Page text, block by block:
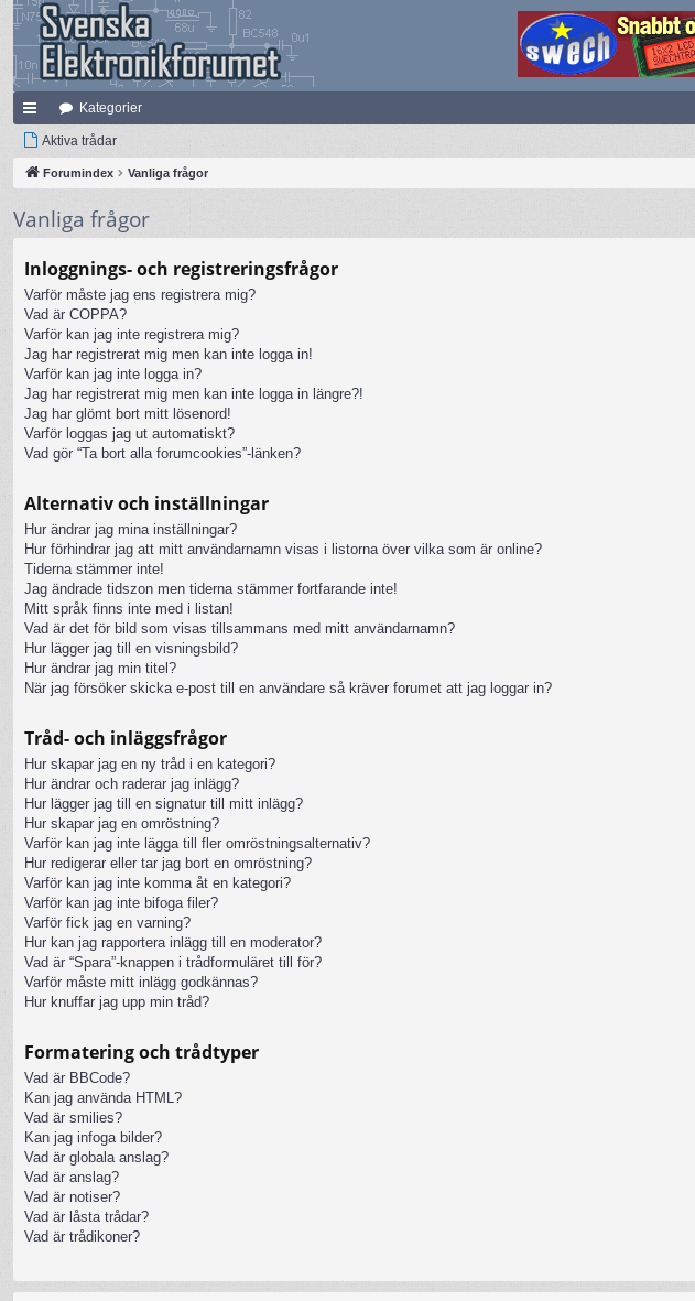
na
bb
nk
ar
Kategorier
Aktiva trådar
Forumindex Vanliga frågor
Vanliga frågor
Inloggnings- och registreringsfrågor
Varför måste jag ens registrera mig?
Vad är COPPA?
Varför kan jag inte registrera mig?
Jag har registrerat mig men kan inte logga in!
Varför kan jag inte logga in?
Jag har registrerat mig men kan inte logga in längre?!
Jag har glömt bort mitt lösenord!
Varför loggas jag ut automatiskt?
Vad gör “Ta bort alla forumcookies”-länken?
Alternativ och inställningar
Hur ändrar jag mina inställningar?
Hur förhindrar jag att mitt användarnamn visas i listorna över vilka som är online?
Tiderna stämmer inte!
Jag ändrade tidszon men tiderna stämmer fortfarande inte!
Mitt språk finns inte med i listan!
Vad är det för bild som visas tillsammans med mitt användarnamn?
Hur lägger jag till en visningsbild?
Hur ändrar jag min titel?
När jag försöker skicka e-post till en användare så kräver forumet att jag loggar in?
Tråd- och inläggsfrågor
Hur skapar jag en ny tråd i en kategori?
Hur ändrar och raderar jag inlägg?
Hur lägger jag till en signatur till mitt inlägg?
Hur skapar jag en omröstning?
Varför kan jag inte lägga till fler omröstningsalternativ?
Hur redigerar eller tar jag bort en omröstning?
Varför kan jag inte komma åt en kategori?
Varför kan jag inte bifoga filer?
Varför fick jag en varning?
Hur kan jag rapportera inlägg till en moderator?
Vad är “Spara”-knappen i trådformuläret till för?
Varför måste mitt inlägg godkännas?
Hur knuffar jag upp min tråd?
Formatering och trådtyper
Vad är BBCode?
Kan jag använda HTML?
Vad är smilies?
Kan jag infoga bilder?
Vad är globala anslag?
Vad är anslag?
Vad är notiser?
Vad är låsta trådar?
Vad är trådikoner?